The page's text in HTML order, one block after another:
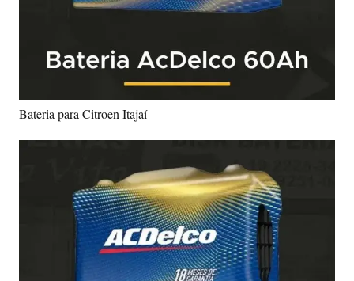
Bateria para Citroen Itajaí